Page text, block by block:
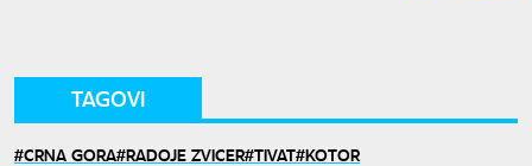
TAGOVI
CRNA GORA RADOJE ZVICER TIVAT KOTOR